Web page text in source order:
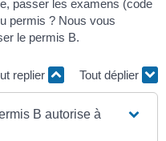
passer les examens (code
permis ? Nous vous
le permis B.
replier Tout déplier
B autorise à